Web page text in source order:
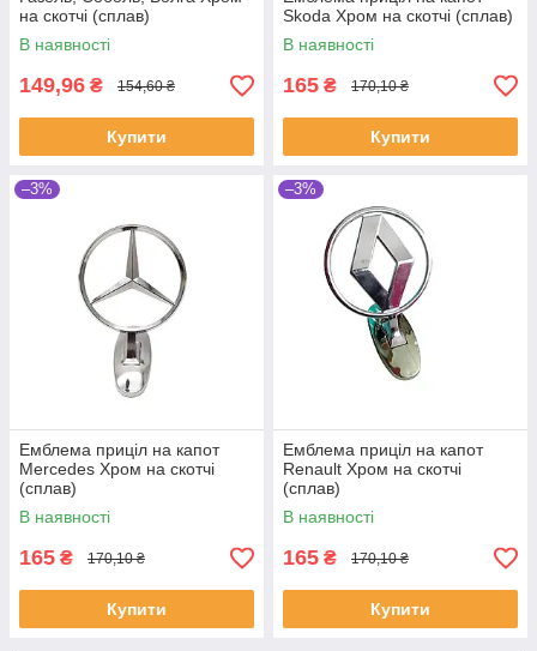
на скотчі (сплав)
В наявності
149,96 ₴ 154,60 ₴
Купити
Skoda Хром на скотчі (сплав)
В наявності
165 ₴ 170,10 ₴
Купити
–3%
Емблема приціл на капот
Mercedes Хром на скотчі
(сплав)
В наявності
165 ₴ 170,10 ₴
Купити
–3%
Емблема приціл на капот
Renault Хром на скотчі
(сплав)
В наявності
165 ₴ 170,10 ₴
Купити